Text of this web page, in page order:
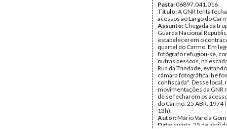
Pasta:06897.041.016
Título:A GNR tenta
acessos ao Largo do
Assunto: Chegada da
Guarda Nacional
estabelecerem o
quartel do Carmo. Em
fotógrafo refugiou-se,
outras pessoas, na
Rua da Trindade,
câmara fotográfica lhe
confiscada". Desse local,
movimentações da GNR
de se fecharem os
do Carmo. 25 ABR. 1974
13h).
Autor:Mário Varela
Data: quinta, 25 de abril